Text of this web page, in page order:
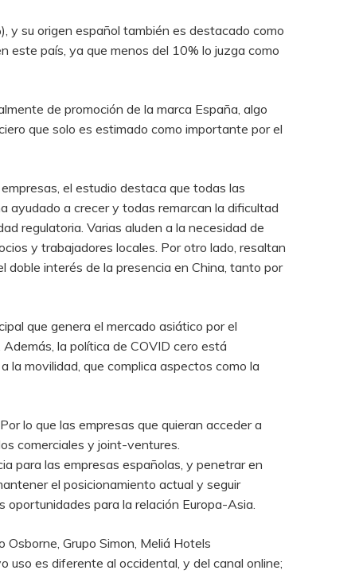
y su origen español también es destacado como
este país, ya que menos del 10% lo juzga como
de promoción de la marca España, algo
que solo es estimado como importante por el
el estudio destaca que todas las
ayudado a crecer y todas remarcan la dificultad
regulatoria. Varias aluden a la necesidad de
y trabajadores locales. Por otro lado, resaltan
interés de la presencia en China, tanto por
que genera el mercado asiático por el
la política de COVID cero está
la movilidad, que complica aspectos como la
lo que las empresas que quieran acceder a
comerciales y joint-ventures.
para las empresas españolas, y penetrar en
el posicionamiento actual y seguir
oportunidades para la relación Europa-Asia.
Grupo Simon, Meliá Hotels
uso es diferente al occidental, y del canal online;